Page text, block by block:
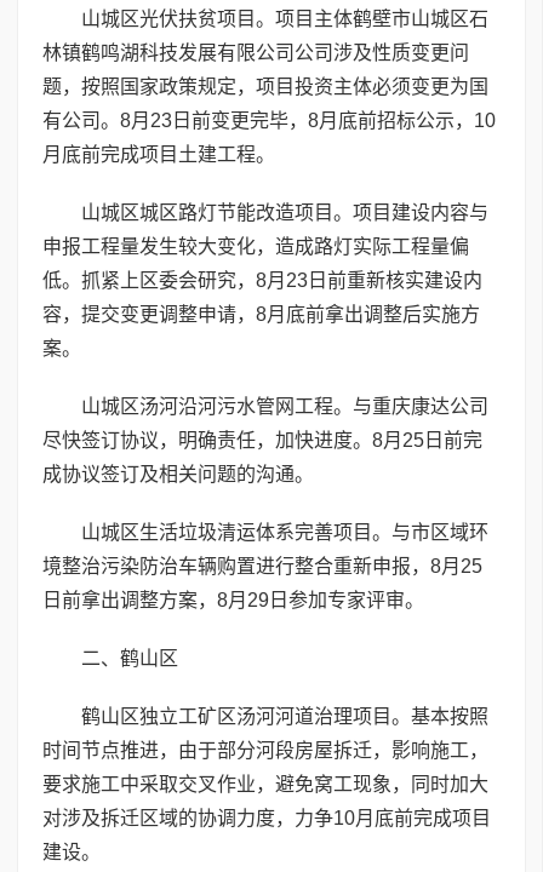
山城区光伏扶贫项目。项目主体鹤壁市山城区石
林镇鹤鸣湖科技发展有限公司公司涉及性质变更问
题，按照国家政策规定，项目投资主体必须变更为国
有公司。8月23日前变更完毕，8月底前招标公示，10
月底前完成项目土建工程。
山城区城区路灯节能改造项目。项目建设内容与
申报工程量发生较大变化，造成路灯实际工程量偏
低。抓紧上区委会研究，8月23日前重新核实建设内
容，提交变更调整申请，8月底前拿出调整后实施方
案。
山城区汤河沿河污水管网工程。与重庆康达公司
尽快签订协议，明确责任，加快进度。8月25日前完
成协议签订及相关问题的沟通。
山城区生活垃圾清运体系完善项目。与市区域环
境整治污染防治车辆购置进行整合重新申报，8月25
日前拿出调整方案，8月29日参加专家评审。
二、鹤山区
鹤山区独立工矿区汤河河道治理项目。基本按照
时间节点推进，由于部分河段房屋拆迁，影响施工，
要求施工中采取交叉作业，避免窝工现象，同时加大
对涉及拆迁区域的协调力度，力争10月底前完成项目
建设。